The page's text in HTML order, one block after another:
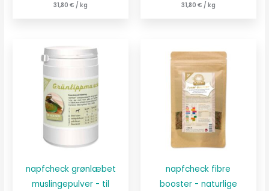
31,80€ /kg 31,80 € / kg
napfcheck grønlæbet
muslingepulver - til
napfcheck fibre
booster - naturlige